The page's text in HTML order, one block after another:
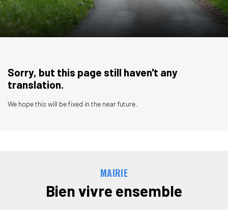
Sorry, but this page still haven't any
translation.
We hope this will be fixed in the near future.
MAIRIE
Bien vivre ensemble